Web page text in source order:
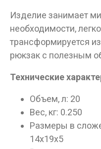
Изделие занимает
необходимости,
трансформируется
рюкзак с полезным
Технические
Объем, л: 20
Вес, кг: 0.250
Размеры в
14х19х5
Данные
ДА